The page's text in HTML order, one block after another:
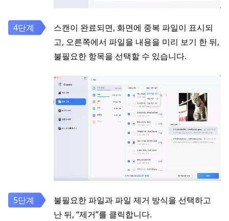
스캔이 완료되면, 화면에 중복 파일이 표시되
고, 오른쪽에서 파일을 내용을 미리 보기 한 뒤,
불필요한 항목을 선택할 수 있습니다.
불필요한 파일과 파일 제거 방식을 선택하고
난 뒤, “제거”를 클릭합니다.